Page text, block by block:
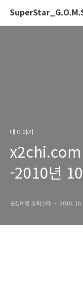
내 이야기
x2chi.com
-2010년
곰싱이랑 슈퍼스타 2010.